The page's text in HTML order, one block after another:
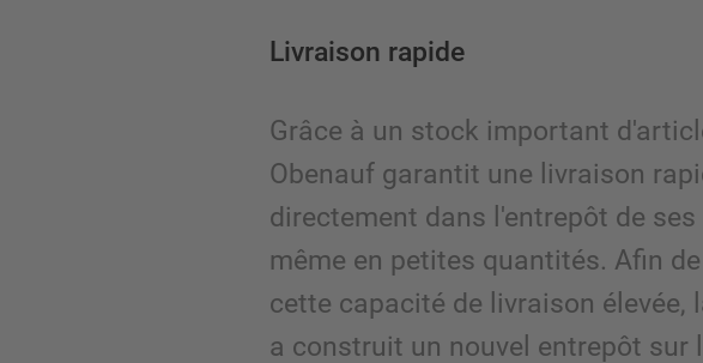
Livraison rapide
Grâce à un stock important
Obenauf garantit une livraison
directement dans l'entrepôt de ses
même en petites quantités. Afin
cette capacité de livraison élevée,
a construit un nouvel entrepôt sur